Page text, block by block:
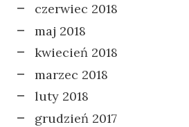
czerwiec 2018
maj 2018
kwiecień 2018
marzec 2018
luty 2018
grudzień 2017